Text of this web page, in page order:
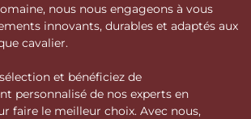
nous nous engageons à vous
innovants, durables et adaptés aux
cavalier.
et bénéficiez de
personnalisé de nos experts en
faire le meilleur choix. Avec nous,